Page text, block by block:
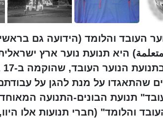
העובד והלומד (הידועה גם
היא תנועת נוער ארץ
תנועת הבונים-התנועה
והלומד" (חברי תנועות אלו